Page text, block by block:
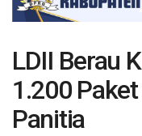
LDII Berau
1.200
Panitia